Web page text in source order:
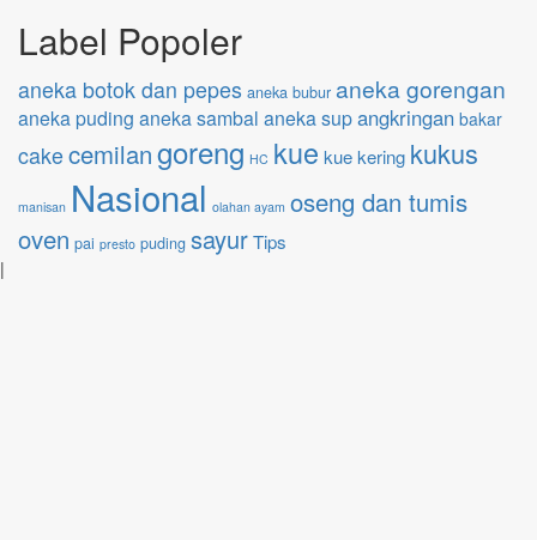
Label Popoler
aneka botok dan pepes aneka bubur aneka gorengan
aneka puding aneka sambal aneka supangkringan bakar
cake cemilangoreng HC kue kue kering kukus
manisan Nasional olahan ayam oseng dan tumis
oven pai presto puding sayurTips
|